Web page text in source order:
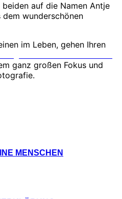
auf die Namen Antje
wunderschönen
im Leben, gehen Ihren
ganz großen Fokus und
MENSCHEN